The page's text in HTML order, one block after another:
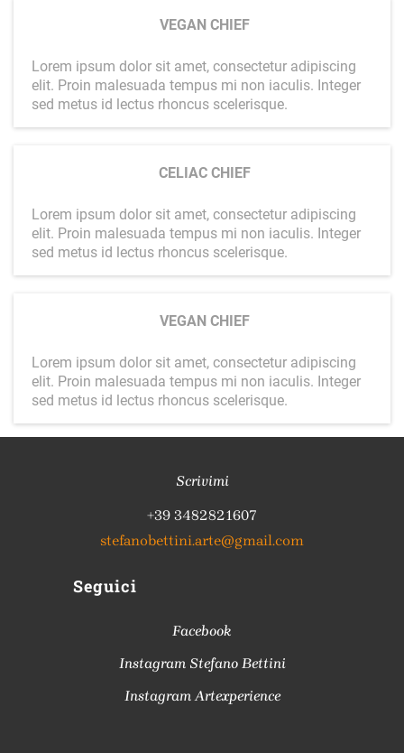
VEGAN CHIEF
Lorem ipsum dolor sit amet, consectetur adipiscing
elit. Proin malesuada tempus mi non iaculis. Integer
sed metus id lectus rhoncus scelerisque.
CELIAC CHIEF
Lorem ipsum dolor sit amet, consectetur adipiscing
elit. Proin malesuada tempus mi non iaculis. Integer
sed metus id lectus rhoncus scelerisque.
VEGAN CHIEF
Lorem ipsum dolor sit amet, consectetur adipiscing
elit. Proin malesuada tempus mi non iaculis. Integer
sed metus id lectus rhoncus scelerisque.
Scrivimi
+39 3482821607
stefanobettini.arte@gmail.com
Seguici
Facebook
Instagram Stefano Bettini
Instagram Artexperience